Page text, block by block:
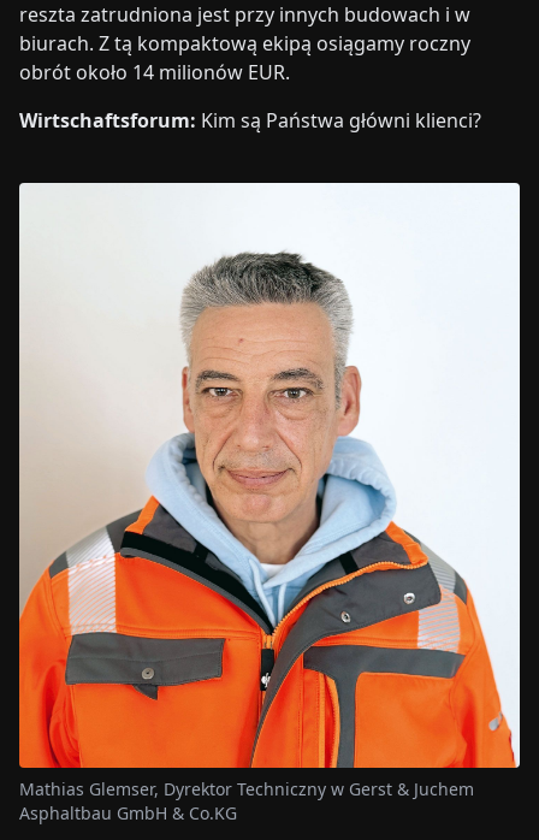
reszta zatrudniona jest przy innych budowach i w
biurach. Z tą kompaktową ekipą osiągamy roczny
obrót około 14 milionów EUR.
Wirtschaftsforum: Kim są Państwa główni klienci?
Mathias Glemser, Dyrektor Techniczny w Gerst & Juchem
Asphaltbau GmbH & Co.KG